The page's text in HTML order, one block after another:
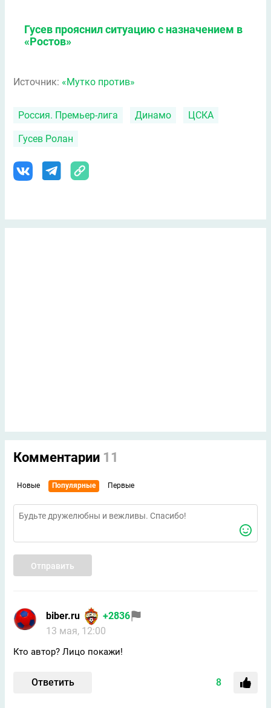
Гусев прояснил ситуацию с назначением в
«Ростов»
Источник: «Мутко против»
Россия. Премьер-лига Динамо ЦСКА
Гусев Ролан
Комментарии 11
Новые Популярные Первые
Отправить
biber.ru
+2836
13 мая, 12:00
Кто автор? Лицо покажи!
Ответить 8